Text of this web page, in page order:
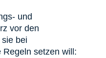
und
vor den
bei
Regeln setzen will: